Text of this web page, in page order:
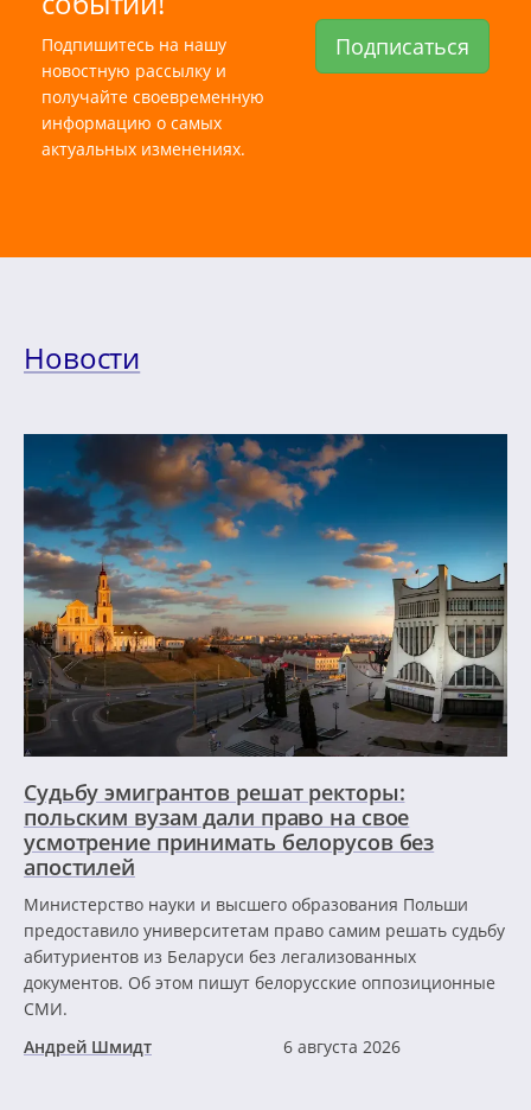
Подпишитесь на нашу
новостную рассылку и
получайте своевременную
информацию о самых
актуальных изменениях.
Подписаться
Новости
Судьбу эмигрантов решат ректоры:
польским вузам дали право на свое
усмотрение принимать белорусов без
апостилей
Министерство науки и высшего образования Польши
предоставило университетам право самим решать судьбу
абитуриентов из Беларуси без легализованных
документов. Об этом пишут белорусские оппозиционные
СМИ.
Андрей Шмидт
6 августа 2026